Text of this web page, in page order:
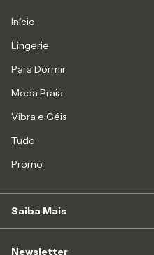
Início
Lingerie
Para Dormir
Moda Praia
Vibra e Géis
Tudo
Promo
Saiba Mais
Newsletter